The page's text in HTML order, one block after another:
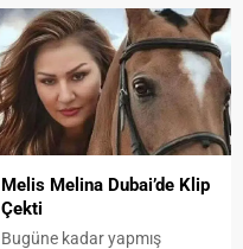
Melis Melina Dubai’de Klip
Çekti
Bugüne kadar yapmış